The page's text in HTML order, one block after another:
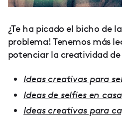
¿Te ha picado el bicho de
problema! Tenemos más
potenciar la creatividad de
Ideas creativas para
Ideas de selfies en casa
Ideas creativas para